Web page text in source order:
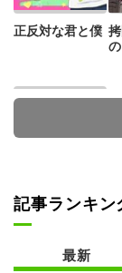
正反対な君と僕
記事ランキン
最新